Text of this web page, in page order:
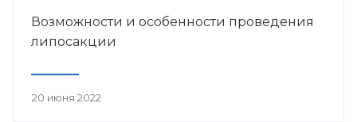
Возможности и особенности проведения
липосакции
20 июня 2022